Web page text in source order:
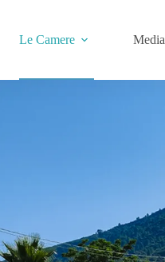
Le Camere Media